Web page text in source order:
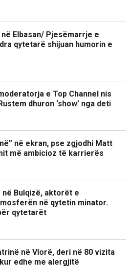
Elbasan/ Pjesëmarrje e
qytetarë shijuan humorin e
e Top Channel nis
dhuron ‘show’ nga deti
në ekran, pse zgjodhi Matt
më ambicioz të karrierës
në Bulqizë, aktorët e
në qytetin minator.
qytetarët
në Vlorë, deri në 80 vizita
edhe me alergjitë